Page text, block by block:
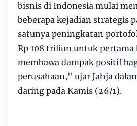
bisnis di Indonesia mulai
beberapa kejadian strategis
satunya peningkatan
Rp 108 triliun untuk pertama
membawa dampak positif
perusahaan," ujar Jahja
daring pada Kamis (26/1).